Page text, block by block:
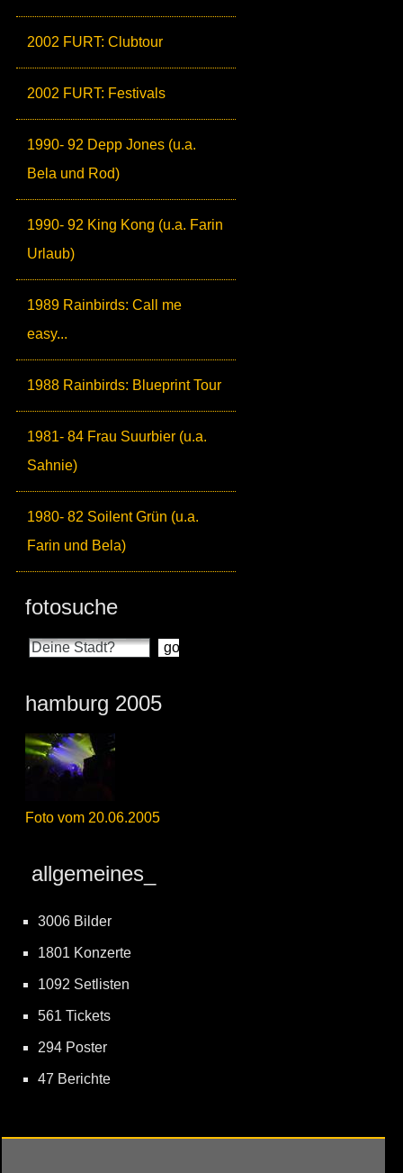
2002 FURT: Clubtour
2002 FURT: Festivals
1990- 92 Depp Jones (u.a.
Bela und Rod)
1990- 92 King Kong (u.a. Farin
Urlaub)
1989 Rainbirds: Call me
easy...
1988 Rainbirds: Blueprint Tour
1981- 84 Frau Suurbier (u.a.
Sahnie)
1980- 82 Soilent Grün (u.a.
Farin und Bela)
fotosuche
hamburg 2005
Foto vom 20.06.2005
allgemeines_
3006 Bilder
1801 Konzerte
1092 Setlisten
561 Tickets
294 Poster
47 Berichte